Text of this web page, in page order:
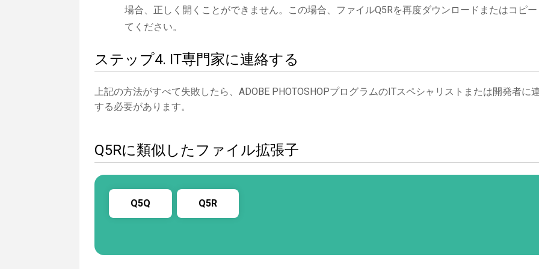
場合、正しく開くことができません。この場合、ファイルQ5Rを再度ダウンロードまたはコピ
てください。
ステップ4. IT専門家に連絡する
上記の方法がすべて失敗したら、ADOBE PHOTOSHOPプログラムのITスペシャリストまたは開発者に
する必要があります。
Q5Rに類似したファイル拡張子
Q5Q Q5R